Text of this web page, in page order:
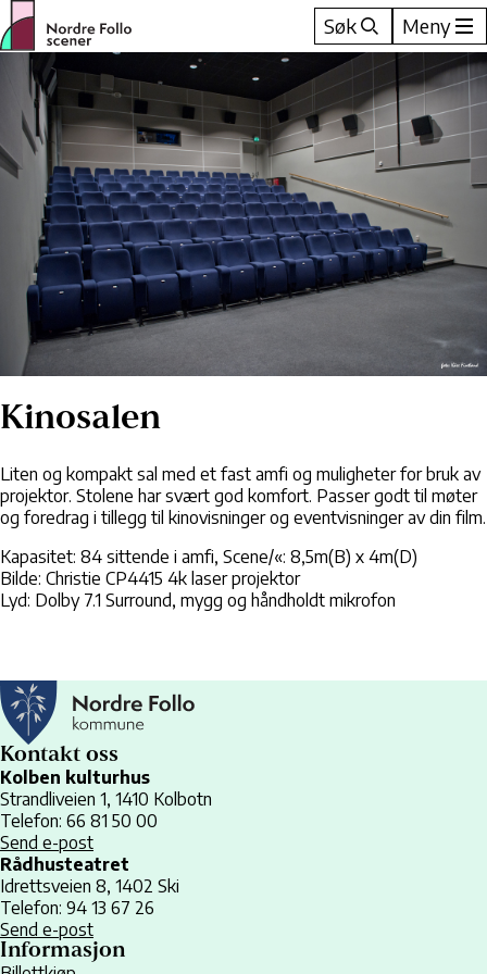
Hopp
til
innhold
Søk Meny
Kinosalen
Liten og kompakt sal med et fast amfi og muligheter for bruk av
projektor. Stolene har svært god komfort. Passer godt til møter
og foredrag i tillegg til kinovisninger og eventvisninger av din film.
Kapasitet: 84 sittende i amfi, Scene/«: 8,5m(B) x 4m(D)
Bilde: Christie CP4415 4k laser projektor
Lyd: Dolby 7.1 Surround, mygg og håndholdt mikrofon
Kontakt oss
Kolben kulturhus
Strandliveien 1, 1410 Kolbotn
Telefon: 66 81 50 00
Send e-post
Rådhusteatret
Idrettsveien 8, 1402 Ski
Telefon: 94 13 67 26
Send e-post
Informasjon